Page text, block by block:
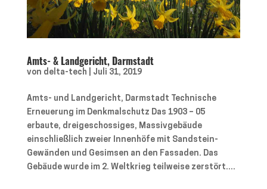
Amts- & Landgericht, Darmstadt
von delta-tech Juli 31, 2019
Amts- und Landgericht, Darmstadt Technische
Erneuerung im Denkmalschutz Das 1903 – 05
erbaute, dreigeschossiges, Massivgebäude
einschließlich zweier Innenhöfe mit Sandstein-
Gewänden und Gesimsen an den Fassaden. Das
Gebäude wurde im 2. Weltkrieg teilweise zerstört....